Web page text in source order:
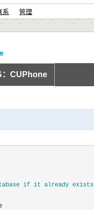
系 管理
CUPhone
if it already exists